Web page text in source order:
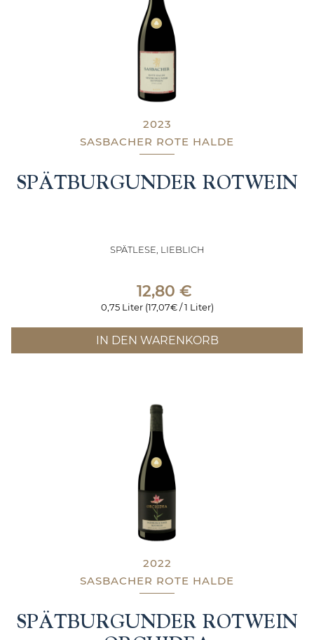
2023
SASBACHER ROTE HALDE
SPÄTBURGUNDER ROTWEIN
SPÄTLESE, LIEBLICH
12,80 €
0,75 Liter (17,07€ / 1 Liter)
IN DEN WARENKORB
2022
SASBACHER ROTE HALDE
SPÄTBURGUNDER ROTWEIN